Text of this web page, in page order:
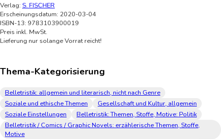
Verlag: S. FISCHER
Erscheinungsdatum: 2020-03-04
ISBN-13: 9783103900019
Preis inkl. MwSt.
Lieferung nur solange Vorrat reicht!
Thema-Kategorisierung
Belletristik: allgemein und literarisch, nicht nach Genre
Soziale und ethische Themen
Gesellschaft und Kultur, allgemein
Soziale Einstellungen
Belletristik: Themen, Stoffe, Motive: Politik
Belletristik / Comics / Graphic Novels: erzählerische Themen, Stoffe,
Motive